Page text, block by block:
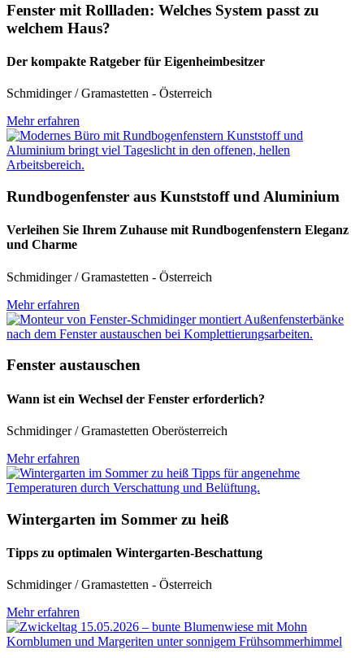
Fenster mit Rollladen: Welches System passt zu
welchem Haus?
Der kompakte Ratgeber für Eigenheimbesitzer
Schmidinger / Gramastetten - Österreich
Mehr erfahren
Rundbogenfenster aus Kunststoff und Aluminium
Verleihen Sie Ihrem Zuhause mit Rundbogenfenstern Eleganz
und Charme
Schmidinger / Gramastetten - Österreich
Mehr erfahren
Fenster austauschen
Wann ist ein Wechsel der Fenster erforderlich?
Schmidinger / Gramastetten Oberösterreich
Mehr erfahren
Wintergarten im Sommer zu heiß
Tipps zu optimalen Wintergarten-Beschattung
Schmidinger / Gramastetten - Österreich
Mehr erfahren